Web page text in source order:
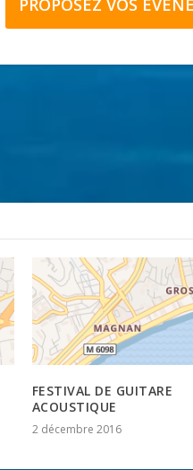
PROPOSEZ VOS
FESTIVAL DE GUITARE
ACOUSTIQUE
2 décembre 2016